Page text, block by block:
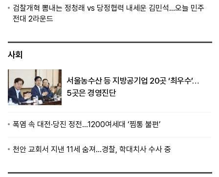
검찰개혁 뽐내는 정청래 vs 당정협력 내세운 김민석…오늘 민주
전대 2라운드
사회
서울농수산 등 지방공기업 20곳 ‘최우수’…
5곳은 경영진단
폭염 속 대전·당진 정전…1200여세대 ‘찜통 불편’
천안 교회서 지낸 11세 숨져…경찰, 학대치사 수사 중